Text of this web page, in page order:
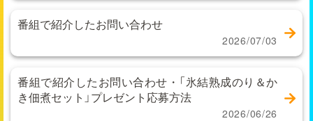
番組で紹介したお問い合わせ
2026/07/03
番組で紹介したお問い合わせ・「氷結熟成のり＆か
き佃煮セット」プレゼント応募方法
2026/06/26